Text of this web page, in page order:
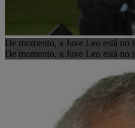
De momento, a Juve Leo está
De momento, a Juve Leo está